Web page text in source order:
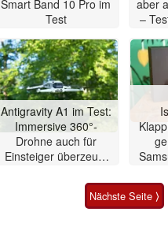
Smart Band 10 Pro im
Test
aber
–
Antigravity A1 im Test:
Immersive 360°-
Drohne auch für
Einsteiger überzeugt
Nächste Seite ⟩